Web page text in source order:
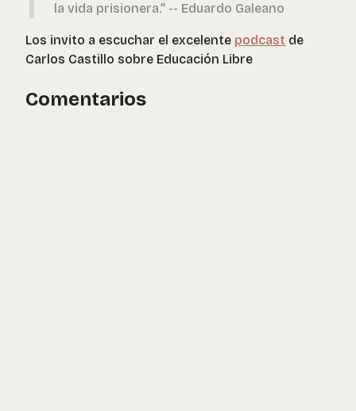
la vida prisionera.” -- Eduardo Galeano
Los invito a escuchar el excelente podcast de
Carlos Castillo sobre Educación Libre
Comentarios